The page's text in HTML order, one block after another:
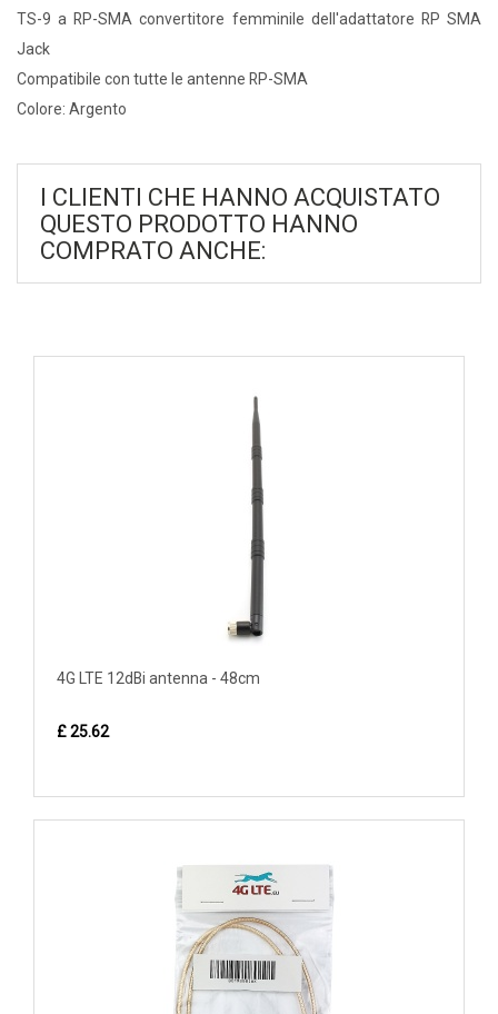
TS-9 a RP-SMA convertitore femminile dell'adattatore RP SMA
Jack
Compatibile con tutte le antenne RP-SMA
Colore: Argento
I CLIENTI CHE HANNO ACQUISTATO
QUESTO PRODOTTO HANNO
COMPRATO ANCHE:
4G LTE 12dBi antenna - 48cm
£ 25.62